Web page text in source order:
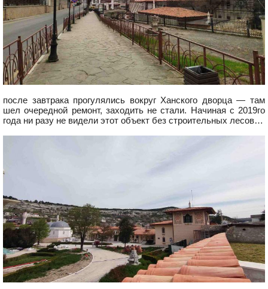
после завтрака прогулялись вокруг Ханского дворца — там
шел очередной ремонт, заходить не стали. Начиная с 2019го
года ни разу не видели этот объект без строительных лесов…